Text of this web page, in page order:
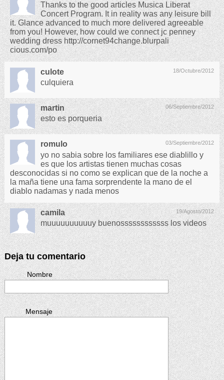
Thanks to the good articles Musica Liberat
Concert Program. It in reality was any leisure bill
it. Glance advanced to much more delivered agreeable
from you! However, how could we connect jc penney
wedding dress http://cornet94change.blurpali
cious.com/po
18/Octubre/2012
culote
culquiera
06/Septiembre/2012
martin
esto es porqueria
03/Septiembre/2012
romulo
yo no sabia sobre los familiares ese diablillo y
es que los artistas tienen muchas cosas
desconocidas si no como se explican que de la noche a
la maña tiene una fama sorprendente la mano de el
diablo nadamas y nada menos
19/Agosto/2012
camila
muuuuuuuuuuy buenossssssssssss los videos
Deja tu comentario
Nombre
Mensaje